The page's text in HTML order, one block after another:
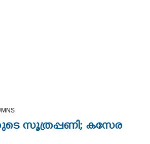
സൂത്രപ്പണി; കസേര